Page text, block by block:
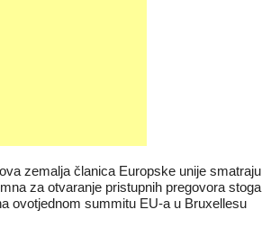
zemalja članica Europske unije smatraju
za otvaranje pristupnih pregovora stoga
ovotjednom summitu EU-a u Bruxellesu